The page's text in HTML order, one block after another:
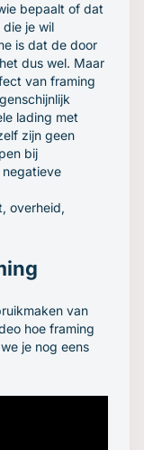
bepaalt of dat
je wil
is dat de door
dus wel. Maar
van framing
lading met
zijn geen
bij
overheid,
van
hoe framing
je nog eens